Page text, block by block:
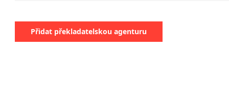
Přidat překladatelskou agenturu